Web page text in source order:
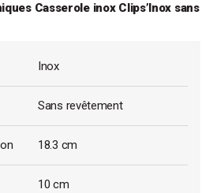
Casserole inox Clips’Inox sans
Inox
Sans revêtement
18.3 cm
10 cm